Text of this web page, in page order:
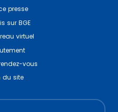
presse
sur BGE
virtuel
vous
du site